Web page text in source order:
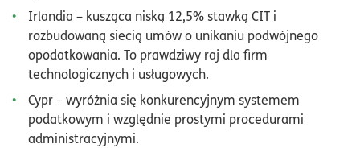
Irlandia – kusząca niską 12,5% stawką CIT i
rozbudowaną siecią umów o unikaniu podwójnego
opodatkowania. To prawdziwy raj dla firm
technologicznych i usługowych.
Cypr – wyróżnia się konkurencyjnym systemem
podatkowym i względnie prostymi procedurami
administracyjnymi.